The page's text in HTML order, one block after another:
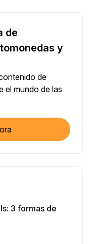
de
y
de
el mundo de las
3 formas de